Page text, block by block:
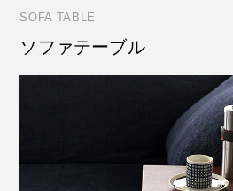
SOFA TABLE
ソファテーブル